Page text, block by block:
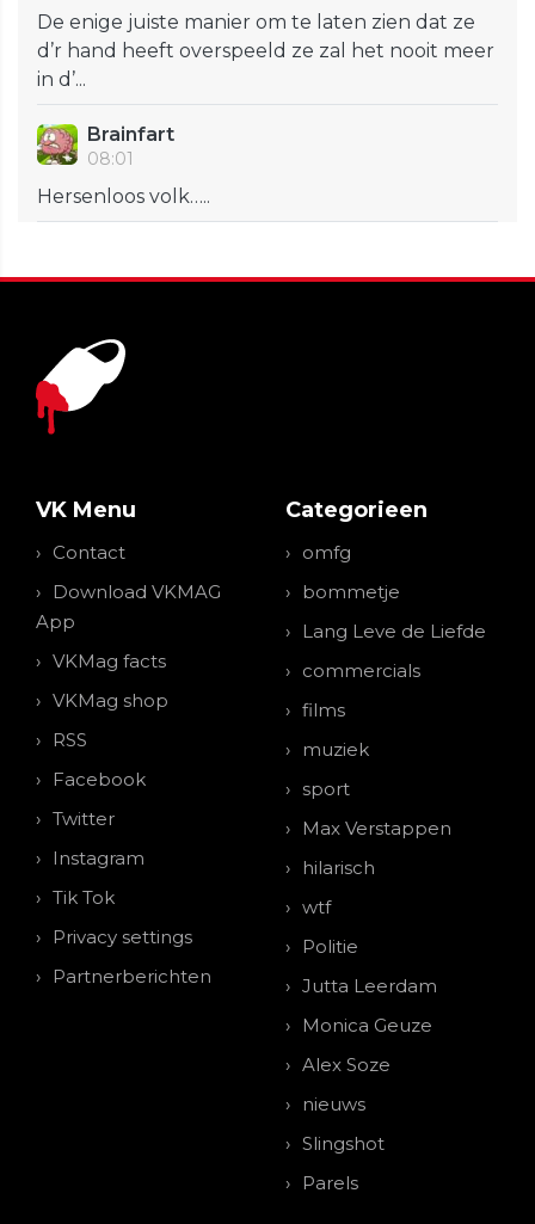
De enige juiste manier om te laten zien dat ze
d’r hand heeft overspeeld ze zal het nooit meer
in d’...
Brainfart
08:01
Hersenloos volk…..
VK Menu
Contact
Download VKMAG
App
VKMag facts
VKMag shop
RSS
Facebook
Twitter
Instagram
Tik Tok
Privacy settings
Partnerberichten
Categorieen
omfg
bommetje
Lang Leve de Liefde
commercials
films
muziek
sport
Max Verstappen
hilarisch
wtf
Politie
Jutta Leerdam
Monica Geuze
Alex Soze
nieuws
Slingshot
Parels